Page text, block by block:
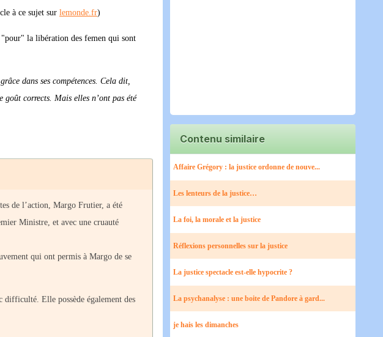
à ce sujet sur lemonde.fr)
la libération des femen qui sont
dans ses compétences. Cela dit,
goût corrects. Mais elles n’ont pas été
de l’action, Margo Frutier, a été
Ministre, et avec une cruauté
qui ont permis à Margo de se
difficulté. Elle possède également des
Contenu similaire
Affaire Grégory : la justice ordonne de nouve...
Les lenteurs de la justice…
La foi, la morale et la justice
Réflexions personnelles sur la justice
La justice spectacle est-elle hypocrite ?
La psychanalyse : une boite de Pandore à gard...
je hais les dimanches